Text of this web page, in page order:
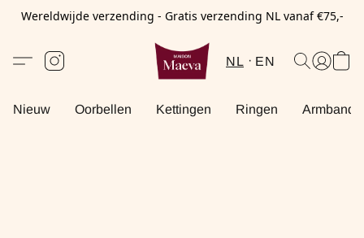
Wereldwijde verzending - Gratis verzending NL vanaf €75,-
NL EN
Nieuw Oorbellen Kettingen Ringen